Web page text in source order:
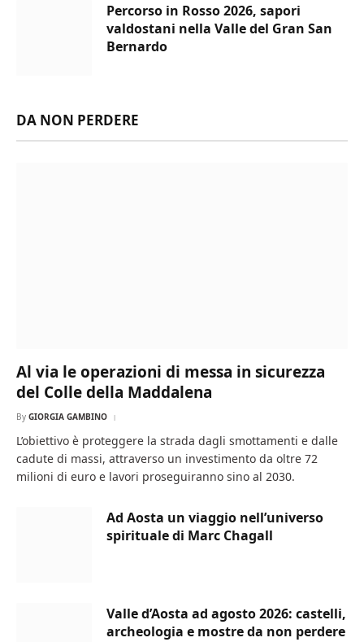
Percorso in Rosso 2026, sapori
valdostani nella Valle del Gran San
Bernardo
DA NON PERDERE
Al via le operazioni di messa in sicurezza
del Colle della Maddalena
By GIORGIA GAMBINO
L’obiettivo è proteggere la strada dagli smottamenti e dalle
cadute di massi, attraverso un investimento da oltre 72
milioni di euro e lavori proseguiranno sino al 2030.
Ad Aosta un viaggio nell’universo
spirituale di Marc Chagall
Valle d’Aosta ad agosto 2026: castelli,
archeologia e mostre da non perdere